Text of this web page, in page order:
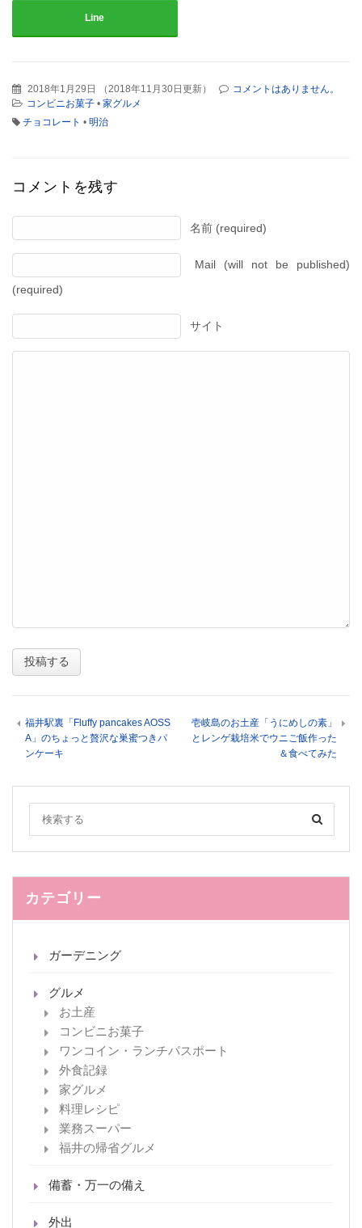
Line
2018年1月29日 （2018年11月30日更新）
コメントはありません。
コンビニお菓子 • 家グルメ
チョコレート • 明治
コメントを残す
名前 (required)
Mail (will not be published)
(required)
サイト
福井駅裏「Fluffy pancakes AOSS
A」のちょっと贅沢な巣蜜つきパ
ンケーキ
壱岐島のお土産「うにめしの素」
とレンゲ栽培米でウニご飯作った
＆食べてみた
カテゴリー
ガーデニング
グルメ
お土産
コンビニお菓子
ワンコイン・ランチパスポート
外食記録
家グルメ
料理レシピ
業務スーパー
福井の帰省グルメ
備蓄・万一の備え
外出